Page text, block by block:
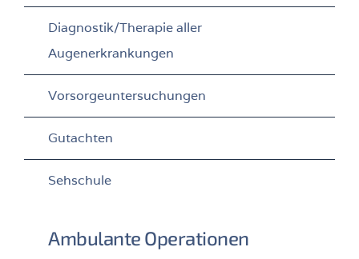
Diagnostik/Therapie aller
Augenerkrankungen
Vorsorgeuntersuchungen
Gutachten
Sehschule
Ambulante Operationen